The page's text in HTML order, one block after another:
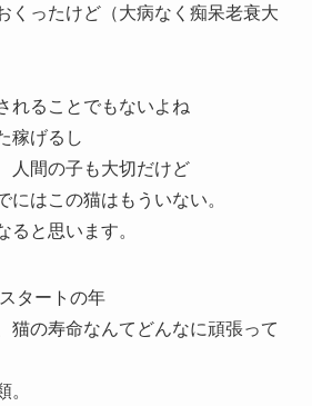
ったけど（大病なく痴呆老衰大
れることでもないよね
稼げるし
間の子も大切だけど
にはこの猫はもういない。
と思います。
タートの年
猫の寿命なんてどんなに頑張って
。